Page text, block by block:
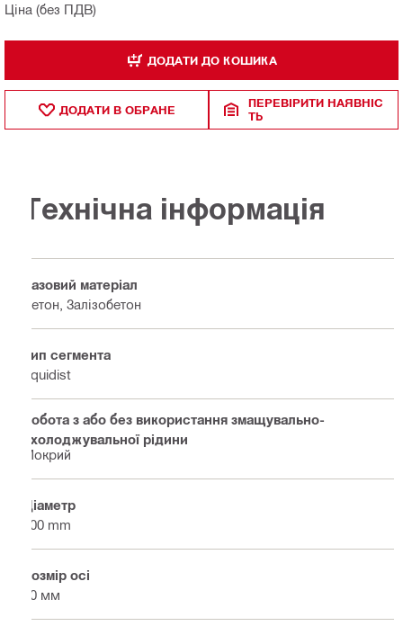
Ціна (без ПДВ)
ДОДАТИ ДО КОШИКА
ДОДАТИ В ОБРАНЕ
ПЕРЕВІРИТИ НАЯВНІС
ТЬ
Технічна інформація
Базовий матеріал
Бетон, Залізобетон
Тип сегмента
Equidist
Робота з або без використання змащувально-
охолоджувальної рідини
Мокрий
Діаметр
800 mm
Розмір осі
60 мм